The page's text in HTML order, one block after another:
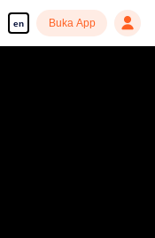
en Buka App